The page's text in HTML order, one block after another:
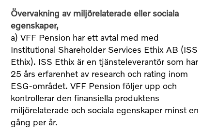
Övervakning av miljörelaterade eller sociala
egenskaper,
a) VFF Pension har ett avtal med med
Institutional Shareholder Services Ethix AB (ISS
Ethix). ISS Ethix är en tjänsteleverantör som har
25 års erfarenhet av research och rating inom
ESG-området. VFF Pension följer upp och
kontrollerar den finansiella produktens
miljörelaterade och sociala egenskaper minst en
gång per år.